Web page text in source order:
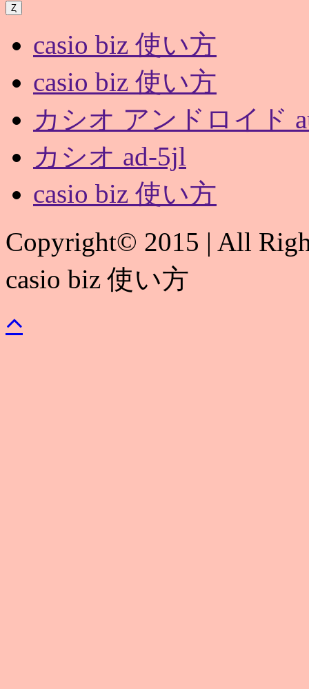
casio biz 使い方
casio biz 使い方
カシオ アンドロイド
カシオ ad-5jl
casio biz 使い方
Copyright© 2015 | All
casio biz 使い方